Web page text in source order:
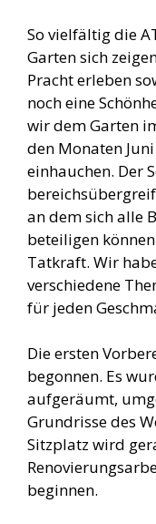
So vielfältig die
Garten sich
Pracht erleben
noch eine
wir dem Garten
den Monaten
einhauchen. Der
an dem sich alle
beteiligen
Tatkraft. Wir
verschiedene
für jeden
Die ersten
begonnen. Es
aufgeräumt,
Grundrisse des
Sitzplatz wird
beginnen.